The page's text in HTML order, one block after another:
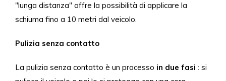
"lunga distanza" offre la possibilità di applicare la
schiuma fino a 10 metri dal veicolo.
Pulizia senza contatto
La pulizia senza contatto è un processo in due fasi : si